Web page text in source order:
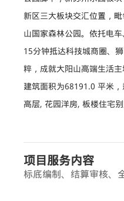
新区三大板块交汇位置，
山国家森林公园。依托电
15分钟抵达科技城商圈、
粹，成就大阳山高端生活
建筑面积为68191.0 平米
高层, 花园洋房, 板楼住宅别
项目服务内容
标底编制、结算审核、